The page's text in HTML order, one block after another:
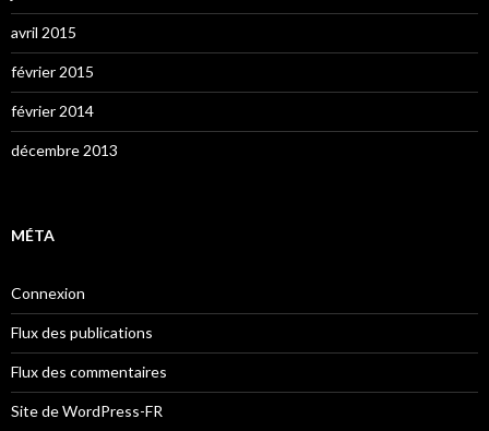
avril 2015
février 2015
février 2014
décembre 2013
MÉTA
Connexion
Flux des publications
Flux des commentaires
Site de WordPress-FR